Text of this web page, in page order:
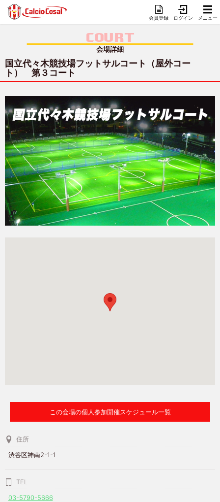
会員登録 ログイン メニュー
COURT
会場詳細
国立代々木競技場フットサルコート（屋外コー
ト） 第３コート
この会場の個人参加開催スケジュール一覧
住所
渋谷区神南2-1-1
TEL
03-5790-5666